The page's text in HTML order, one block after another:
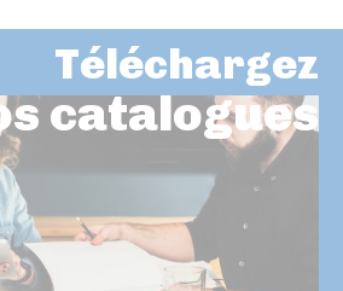
Téléchargez
catalogues